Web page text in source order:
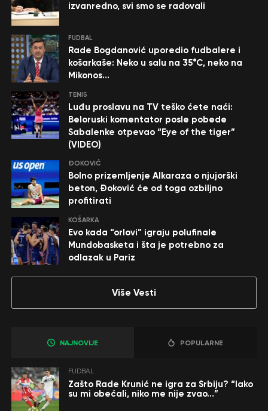
izvanredno, svi smo se radovali
FUDBAL
Rade Bogdanović uporedio fudbalere i
košarkaše: Neko u salu na 35°C, neko na
Mikonos…
TENIS
Luđu proslavu na TV teško ćete naći:
Beloruski komentator posle pobede
Sabalenke otpevao “Eye of the tiger”
(VIDEO)
ĐOKOVIĆ
Bolno prizemljenje Alkaraza o njujorški
beton, Đoković će od toga ozbiljno
profitirati
KOŠARKA
Evo kada “orlovi” igraju polufinale
Mundobasketa i šta je potrebno za
odlazak u Pariz
Više Vesti
NAJNOVIJE POPULARNE
FUDBAL
Zašto Rade Krunić ne igra za Srbiju? “Iako
su mi obećali, niko me nije zvao…”